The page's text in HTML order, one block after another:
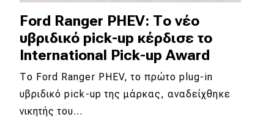
ΚΤΕΟ
Οδική βοήθεια
eDRIVE
DRIVE USED
Ford Ranger PHEV: Το νέο
υβριδικό pick-up κέρδισε το
International Pick-up Award
Το Ford Ranger PHEV, το πρώτο plug-in
υβριδικό pick-up της μάρκας, αναδείχθηκε
νικητής του…